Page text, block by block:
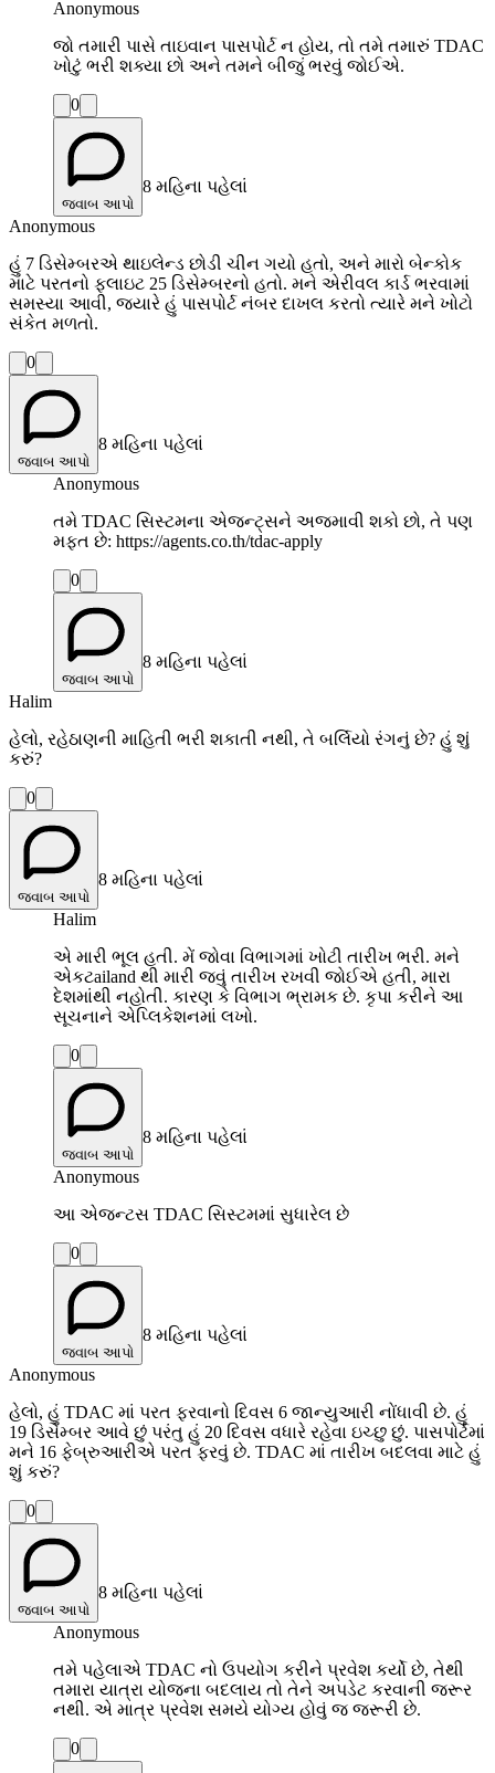
Anonymous
જો તમારી પાસે તાઇવાન પાસપોર્ટ ન હોય, તો તમે તમારું TDAC
ખોટું ભરી શક્યા છો અને તમને બીજું ભરવું જોઈએ.
0
જવાબ આપો
8 મહિના પહેલાં
Anonymous
હું 7 ડિસેમ્બરએ થાઇલેન્ડ છોડી ચીન ગયો હતો, અને મારો બેન્કોક
માટે પરતનો ફ્લાઇટ 25 ડિસેમ્બરનો હતો. મને એરીવલ કાર્ડ ભરવામાં
સમસ્યા આવી, જ્યારે હું પાસપોર્ટ નંબર દાખલ કરતો ત્યારે મને ખોટો
સંકેત મળતો.
0
જવાબ આપો
8 મહિના પહેલાં
Anonymous
તમે TDAC સિસ્ટમના એજન્ટ્સને અજમાવી શકો છો, તે પણ
મફત છે: https://agents.co.th/tdac-apply
0
જવાબ આપો
8 મહિના પહેલાં
Halim
હેલો, રહેઠાણની માહિતી ભરી શકાતી નથી, તે બર્લિયો રંગનું છે? હું શું
કરું?
0
જવાબ આપો
8 મહિના પહેલાં
Halim
એ મારી ભૂલ હતી. મેં જોવા વિભાગમાં ખોટી તારીખ ભરી. મને
એકટailand થી મારી જવું તારીખ રખવી જોઈએ હતી, મારા
દેશમાંથી નહોતી. કારણ કે વિભાગ ભ્રામક છે. કૃપા કરીને આ
સૂચનાને એપ્લિકેશનમાં લખો.
0
જવાબ આપો
8 મહિના પહેલાં
Anonymous
આ એજન્ટસ TDAC સિસ્ટમમાં સુધારેલ છે
0
જવાબ આપો
8 મહિના પહેલાં
Anonymous
હેલો, હું TDAC માં પરત ફરવાનો દિવસ 6 જાન્યુઆરી નોંધાવી છે. હું
19 ડિસેમ્બર આવે છું પરંતુ હું 20 દિવસ વધારે રહેવા ઇચ્છુ છું. પાસપોર્ટમાં
મને 16 ફેબ્રુઆરીએ પરત ફરવું છે. TDAC માં તારીખ બદલવા માટે હું
શું કરું?
0
જવાબ આપો
8 મહિના પહેલાં
Anonymous
તમે પહેલાએ TDAC નો ઉપયોગ કરીને પ્રવેશ કર્યો છે, તેથી
તમારા યાત્રા યોજના બદલાય તો તેને અપડેટ કરવાની જરૂર
નથી. એ માત્ર પ્રવેશ સમયે યોગ્ય હોવું જ જરૂરી છે.
0